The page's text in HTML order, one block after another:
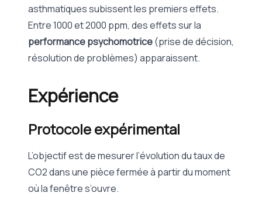
asthmatiques subissent les premiers effets.
Entre 1000 et 2000 ppm, des effets sur la
performance psychomotrice(prise de décision,
résolution de problèmes) apparaissent.
Expérience
Protocole expérimental
L’objectif est de mesurer l’évolution du taux de
CO2 dans une pièce fermée à partir du moment
où la fenêtre s’ouvre.